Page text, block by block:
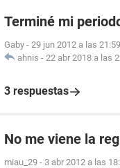
Terminé mi
Gaby - 29 jun 2012 a las 21:59
ahnis - 22 abr 2018 a las
3 respuestas
No me viene la
miau_29 - 3 abr 2012 a las